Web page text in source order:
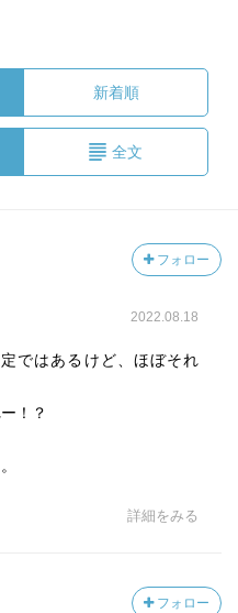
新着順
全文
フォロー
2022.08.18
ではあるけど、ほぼそれ
！？
詳細をみる
フォロー